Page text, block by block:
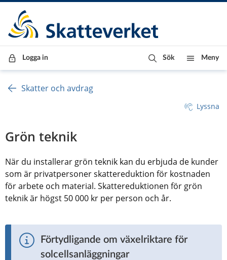
Till innehåll
Till navigationen
Till chattrobot
Logga in Sök Meny
Skatter och avdrag
Lyssna
Grön teknik
När du installerar grön teknik kan du erbjuda de kunder
som är privatpersoner skattereduktion för kostnaden
för arbete och material. Skattereduktionen för grön
teknik är högst 50 000 kr per person och år.
Förtydligande om växelriktare för
solcellsanläggningar